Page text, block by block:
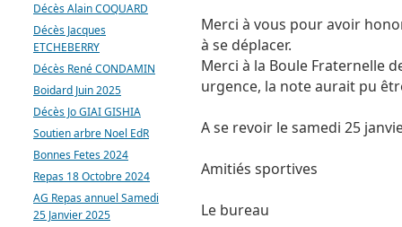
Merci à vous pour avoir
à se déplacer.
Merci à la Boule Fraternelle
urgence, la note aurait pu
A se revoir le samedi 25
Amitiés sportives
Le bureau
Décès Alain COQUARD
Décès Jacques
ETCHEBERRY
Décès René CONDAMIN
Boidard Juin 2025
Décès Jo GIAI GISHIA
Soutien arbre Noel EdR
Bonnes Fetes 2024
Repas 18 Octobre 2024
AG Repas annuel Samedi
25 Janvier 2025